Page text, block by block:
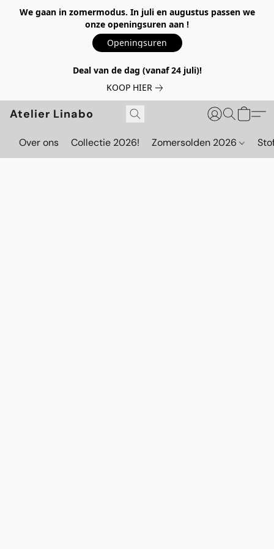
We gaan in zomermodus. In juli en augustus passen we
onze openingsuren aan !
Openingsuren
Deal van de dag (vanaf 24 juli)!
KOOP HIER
Atelier Linabo
Over ons Collectie 2026! Zomersolden 2026